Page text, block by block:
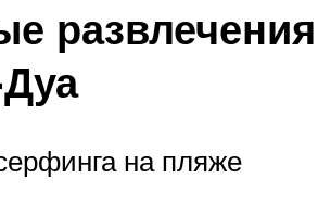
развлечения
на пляже